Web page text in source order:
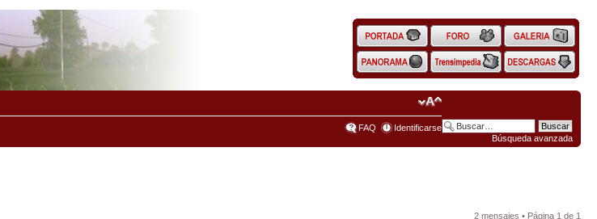
Búsqueda avanzada
FAQ Identificarse
2 mensajes • Página 1 de 1